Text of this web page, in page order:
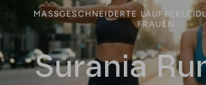
MASSGESCHNEIDERTE
RAUEN
Surania